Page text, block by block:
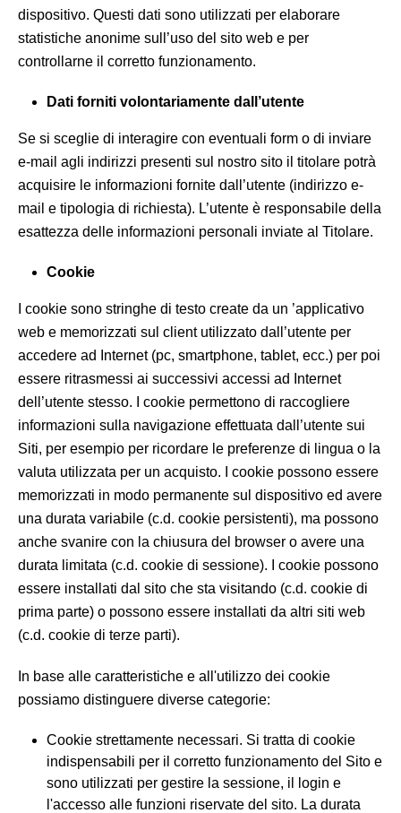
dispositivo. Questi dati sono utilizzati per elaborare
statistiche anonime sull’uso del sito web e per
controllarne il corretto funzionamento.
Dati forniti volontariamente dall’utente
Se si sceglie di interagire con eventuali form o di inviare
e-mail agli indirizzi presenti sul nostro sito il titolare potrà
acquisire le informazioni fornite dall’utente (indirizzo e-
mail e tipologia di richiesta). L’utente è responsabile della
esattezza delle informazioni personali inviate al Titolare.
Cookie
I cookie sono stringhe di testo create da un ’applicativo
web e memorizzati sul client utilizzato dall’utente per
accedere ad Internet (pc, smartphone, tablet, ecc.) per poi
essere ritrasmessi ai successivi accessi ad Internet
dell’utente stesso. I cookie permettono di raccogliere
informazioni sulla navigazione effettuata dall’utente sui
Siti, per esempio per ricordare le preferenze di lingua o la
valuta utilizzata per un acquisto. I cookie possono essere
memorizzati in modo permanente sul dispositivo ed avere
una durata variabile (c.d. cookie persistenti), ma possono
anche svanire con la chiusura del browser o avere una
durata limitata (c.d. cookie di sessione). I cookie possono
essere installati dal sito che sta visitando (c.d. cookie di
prima parte) o possono essere installati da altri siti web
(c.d. cookie di terze parti).
In base alle caratteristiche e all'utilizzo dei cookie
possiamo distinguere diverse categorie:
Cookie strettamente necessari. Si tratta di cookie
indispensabili per il corretto funzionamento del Sito e
sono utilizzati per gestire la sessione, il login e
l'accesso alle funzioni riservate del sito. La durata